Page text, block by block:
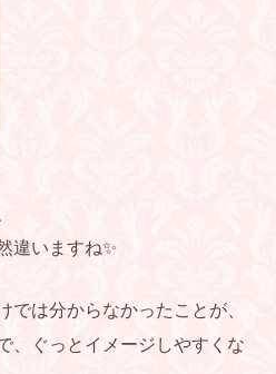
違いますね✨
では分からなかったことが、
、ぐっとイメージしやすくな